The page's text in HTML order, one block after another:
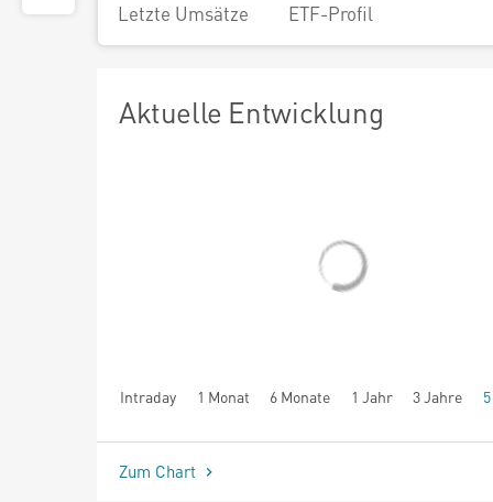
Letzte Umsätze ETF-Profil
Aktuelle Entwicklung
Intraday 1 Monat 6 Monate 1 Jahr 3 Jahre
seit Beginn
Zum Chart